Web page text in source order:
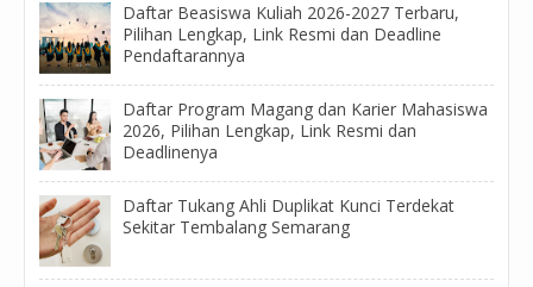
Daftar Beasiswa Kuliah 2026-2027 Terbaru,
Pilihan Lengkap, Link Resmi dan Deadline
Pendaftarannya
Daftar Program Magang dan Karier Mahasiswa
2026, Pilihan Lengkap, Link Resmi dan
Deadlinenya
Daftar Tukang Ahli Duplikat Kunci Terdekat
Sekitar Tembalang Semarang